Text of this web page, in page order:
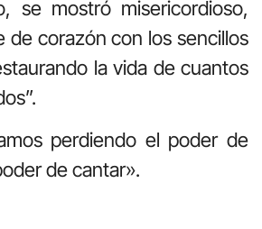
se mostró misericordioso,
de corazón con los sencillos
la vida de cuantos
perdiendo el poder de
de cantar».